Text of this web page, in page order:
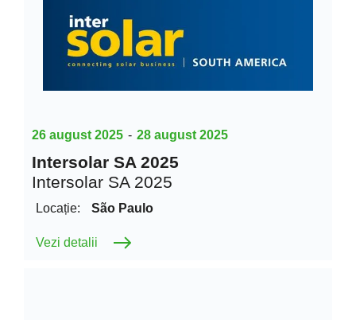
26 august 2025 - 28 august 2025
Intersolar SA 2025
Intersolar SA 2025
Locație: São Paulo
Vezi detalii